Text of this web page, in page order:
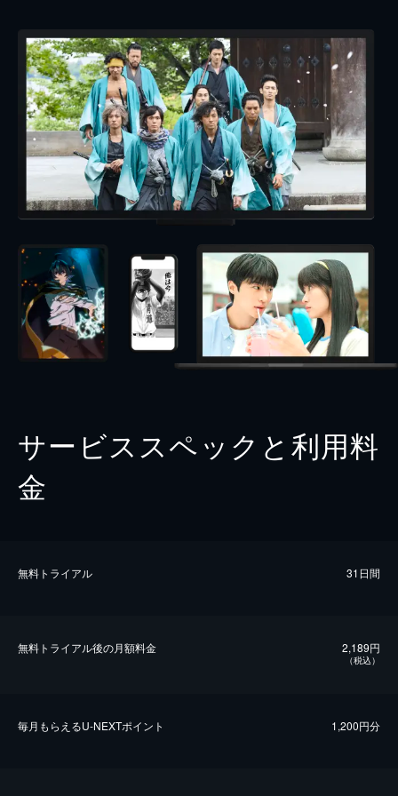
サービススペックと利用料
金
無料トライアル 31日間
無料トライアル後の⽉額料金 2,189円
（税込）
毎⽉もらえるU-NEXTポイント 1,200円分